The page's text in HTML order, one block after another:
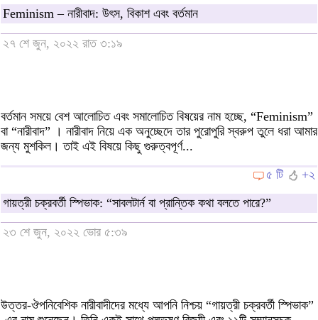
Feminism – নারীবাদ: উৎস, বিকাশ এবং বর্তমান
২৭ শে জুন, ২০২২ রাত ৩:১৯
বর্তমান সময়ে বেশ আলোচিত এবং সমালোচিত বিষয়ের নাম হচ্ছে, “Feminism”
বা “নারীবাদ” । নারীবাদ নিয়ে এক অনুচ্ছেদে তার পুরোপুরি স্বরুপ তুলে ধরা আমার
জন্য মুশকিল। তাই এই বিষয়ে কিছু গুরুত্বপূর্ণ...
৫ টি
+২
গায়ত্রী চক্রবর্তী স্পিভাক: “সাবলটার্ন বা প্রান্তিক কথা বলতে পারে?”
২৩ শে জুন, ২০২২ ভোর ৫:৩৯
উত্তর-ঔপনিবেশিক নারীবাদীদের মধ্যে আপনি নিশ্চয় “গায়ত্রী চক্রবর্তী স্পিভাক”